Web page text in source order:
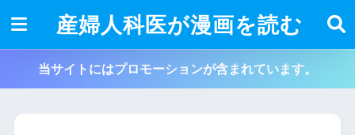
産婦人科医が漫画を読む
当サイトにはプロモーションが含まれています。